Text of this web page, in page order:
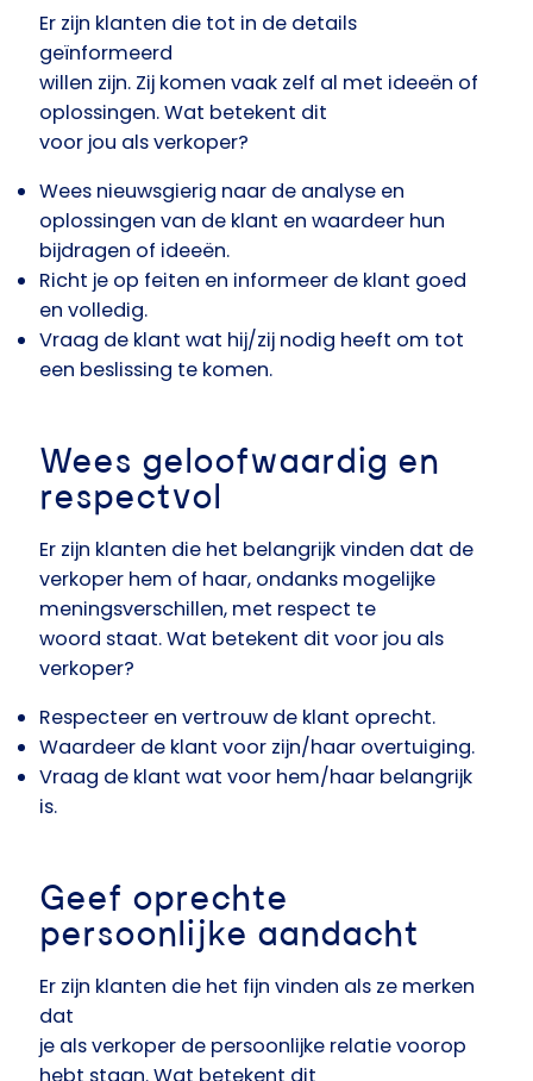
Er zijn klanten die tot in de details
geïnformeerd
willen zijn. Zij komen vaak zelf al met ideeën of
oplossingen. Wat betekent dit
voor jou als verkoper?
Wees nieuwsgierig naar de analyse en
oplossingen van de klant en waardeer hun
bijdragen of ideeën.
Richt je op feiten en informeer de klant goed
en volledig.
Vraag de klant wat hij/zij nodig heeft om tot
een beslissing te komen.
Wees geloofwaardig en
respectvol
Er zijn klanten die het belangrijk vinden dat de
verkoper hem of haar, ondanks mogelijke
meningsverschillen, met respect te
woord staat. Wat betekent dit voor jou als
verkoper?
Respecteer en vertrouw de klant oprecht.
Waardeer de klant voor zijn/haar overtuiging.
Vraag de klant wat voor hem/haar belangrijk
is.
Geef oprechte
persoonlijke aandacht
Er zijn klanten die het fijn vinden als ze merken
dat
je als verkoper de persoonlijke relatie voorop